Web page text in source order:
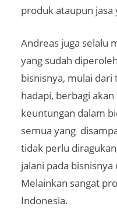
produk ataupun jasa
Andreas juga selalu
yang sudah
bisnisnya, mulai dari
hadapi, berbagi
keuntungan dalam
semua yang
tidak perlu
jalani pada
Melainkan sangat
Indonesia.